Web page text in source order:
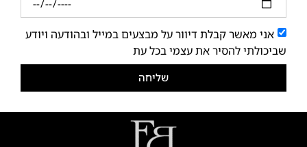
אני מאשר קבלת דיוור על מבצעים במייל ובהודעה ויודע
שביכולתי להסיר את עצמי בכל עת
שליחה